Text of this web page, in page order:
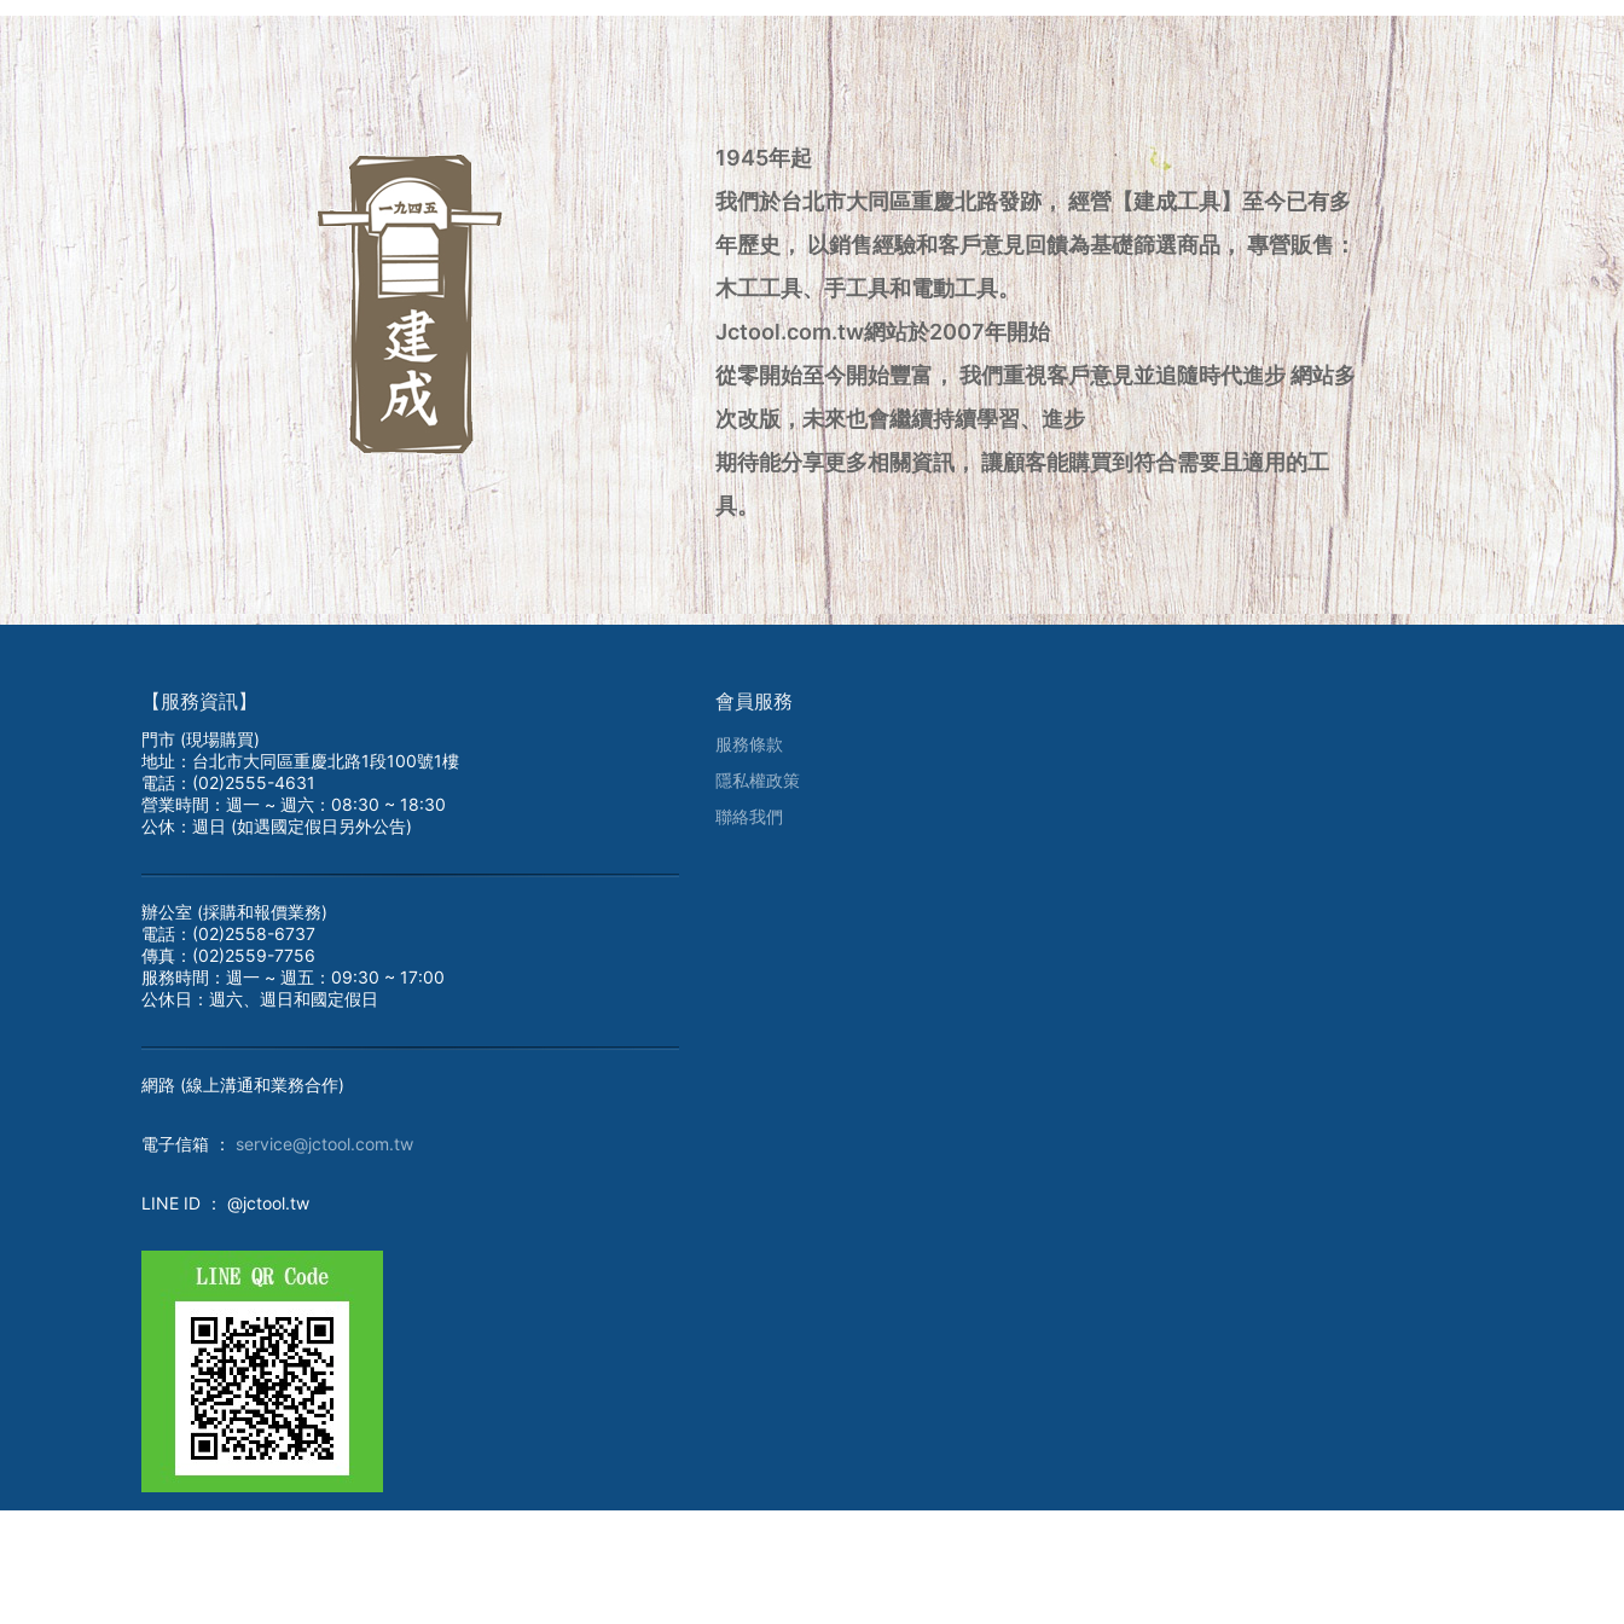
1945年起
我們於台北市大同區重慶北路發跡， 經營【建成工具】至今已有多
年歷史， 以銷售經驗和客戶意見回饋為基礎篩選商品， 專營販售：
木工工具、手工具和電動工具。
Jctool.com.tw網站於2007年開始
從零開始至今開始豐富， 我們重視客戶意見並追隨時代進步 網站多
次改版，未來也會繼續持續學習、進步
期待能分享更多相關資訊， 讓顧客能購買到符合需要且適用的工
具。
【服務資訊】
門市 (現場購買)
地址：台北市大同區重慶北路1段100號1樓
電話：(02)2555-4631
營業時間：週一 ~ 週六：08:30 ~ 18:30
公休：週日 (如遇國定假日另外公告)
辦公室 (採購和報價業務)
電話：(02)2558-6737
傳真：(02)2559-7756
服務時間：週一 ~ 週五：09:30 ~ 17:00
公休日：週六、週日和國定假日
網路 (線上溝通和業務合作)
電子信箱 ： service@jctool.com.tw
LINE ID ： @jctool.tw
會員服務
服務條款
隱私權政策
聯絡我們